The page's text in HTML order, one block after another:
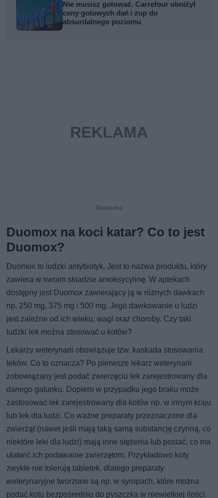
Nie musisz gotować. Carrefour obniżył
ceny gotowych dań i zup do
absurdalnego poziomu
Duomox na koci katar? Co to jest
Duomox?
Duomox to ludzki antybiotyk. Jest to nazwa produktu, który
zawiera w swoim składzie amoksycylinę. W aptekach
dostępny jest Duomox zawierający ją w różnych dawkach
np. 250 mg, 375 mg i 500 mg. Jego dawkowanie u ludzi
jest zależne od ich wieku, wagi oraz choroby. Czy taki
ludzki lek można stosować u kotów?
Lekarzy weterynarii obowiązuje tzw. kaskada stosowania
leków. Co to oznacza? Po pierwsze lekarz weterynarii
zobowiązany jest podać zwierzęciu lek zarejestrowany dla
danego gatunku. Dopiero w przypadku jego braku może
zastosować lek zarejestrowany dla kotów np. w innym kraju
lub lek dla ludzi. Co ważne preparaty przeznaczone dla
zwierząt (nawet jeśli mają taką samą substancję czynną, co
niektóre leki dla ludzi) mają inne stężenia lub postać, co ma
ułatwić ich podawanie zwierzętom. Przykładowo koty
zwykle nie tolerują tabletek, dlatego preparaty
weterynaryjne tworzone są np. w syropach, które można
podać kotu bezpośrednio do pyszczka w niewielkiej ilości.